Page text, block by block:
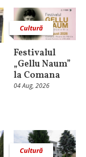
Cultură
Festivalul
„Gellu Naum”
la Comana
04 Aug, 2026
Cultură